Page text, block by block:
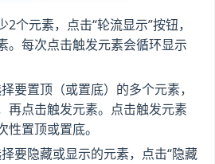
2个元素，点击“轮流显示”按钮，
。每次点击触发元素会循环显示
要置顶（或置底）的多个元素，
再点击触发元素。点击触发元素
置顶或置底。
择要隐藏或显示的元素，点击“隐藏